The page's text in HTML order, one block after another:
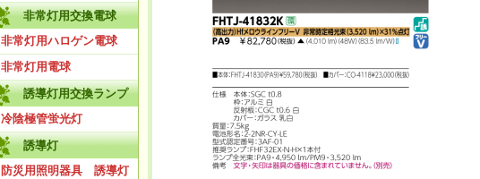
非常灯用交換電球
非常灯用ハロゲン電球
非常灯用電球
誘導灯用交換ランプ
冷陰極管蛍光灯
誘導灯
防災用照明器具 誘導灯